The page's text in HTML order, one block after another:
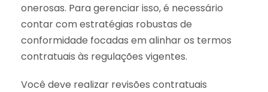
onerosas. Para gerenciar isso, é necessário
contar com estratégias robustas de
conformidade focadas em alinhar os termos
contratuais às regulações vigentes.
Você deve realizar revisões contratuais